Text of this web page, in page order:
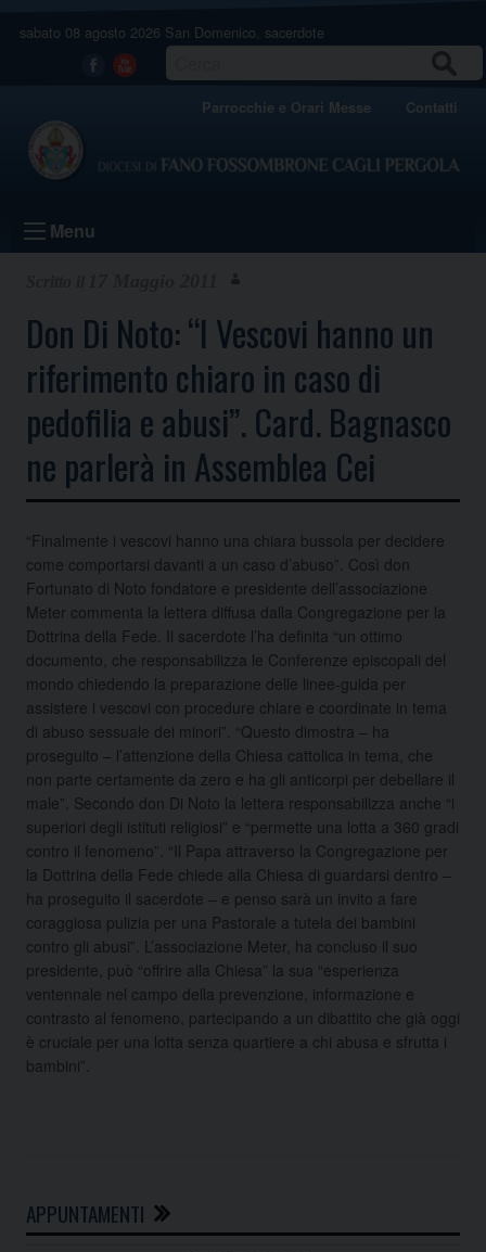
sabato 08 agosto 2026 San Domenico, sacerdote
Facebook
Youtube
Parrocchie e Orari Messe Contatti
Menu
Don Di Noto: “I Vescovi hanno un
riferimento chiaro in caso di
pedofilia e abusi”. Card. Bagnasco
ne parlerà in Assemblea Cei
“Finalmente i vescovi hanno una chiara bussola per decidere
come comportarsi davanti a un caso d’abuso”. Così don
Fortunato di Noto fondatore e presidente dell’associazione
Meter commenta la lettera diffusa dalla Congregazione per la
Dottrina della Fede. Il sacerdote l’ha definita “un ottimo
documento, che responsabilizza le Conferenze episcopali del
mondo chiedendo la preparazione delle linee-guida per
assistere i vescovi con procedure chiare e coordinate in tema
di abuso sessuale dei minori”. “Questo dimostra – ha
proseguito – l’attenzione della Chiesa cattolica in tema, che
non parte certamente da zero e ha gli anticorpi per debellare il
male”. Secondo don Di Noto la lettera responsabilizza anche “i
superiori degli istituti religiosi” e “permette una lotta a 360 gradi
contro il fenomeno”. “Il Papa attraverso la Congregazione per
la Dottrina della Fede chiede alla Chiesa di guardarsi dentro –
ha proseguito il sacerdote – e penso sarà un invito a fare
coraggiosa pulizia per una Pastorale a tutela dei bambini
contro gli abusi”. L’associazione Meter, ha concluso il suo
presidente, può “offrire alla Chiesa” la sua “esperienza
ventennale nel campo della prevenzione, informazione e
contrasto al fenomeno, partecipando a un dibattito che già oggi
è cruciale per una lotta senza quartiere a chi abusa e sfrutta i
bambini”.
APPUNTAMENTI